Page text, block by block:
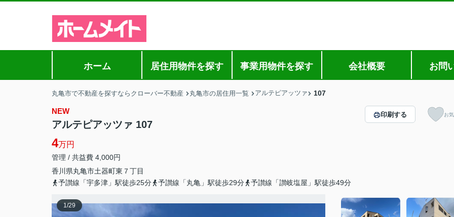
ホーム 居住用物件を探す 事業用物件を探す 会社概要 お問
丸亀市で不動産を探すならクローバー不動産 丸亀市の居住用一覧 アルテピアッツァ 107
NEW
アルテピアッツァ 107
4万円
管理 / 共益費 4,000円
香川県丸亀市土器町東 ７丁目
予讃線「宇多津」駅徒歩25分
予讃線「丸亀」駅徒歩29分 予讃線「讃岐塩屋」駅徒歩49分
印刷する お
1/29